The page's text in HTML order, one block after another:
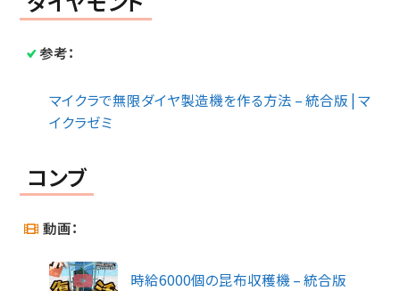
参考：
マイクラで無限ダイヤ製造機を作る方法 – 統合版 | マ
イクラゼミ
コンブ
動画：
時給6000個の昆布収穫機 – 統合版